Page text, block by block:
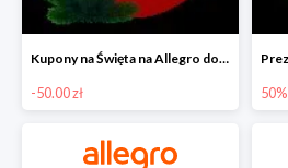
Kupony na Święta na Allegro do -50 zł
-50.00 zł 50%